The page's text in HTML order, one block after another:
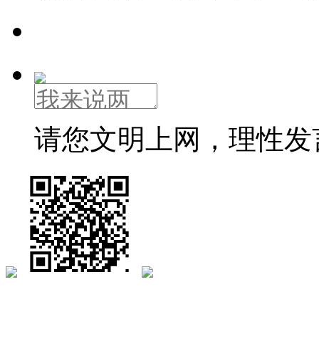
请您文明上网，理性